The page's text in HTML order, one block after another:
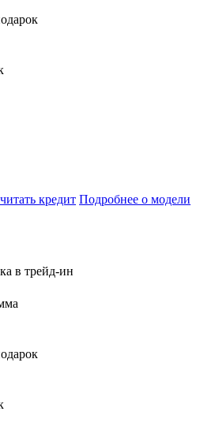
кредит Подробнее о модели
в трейд-ин